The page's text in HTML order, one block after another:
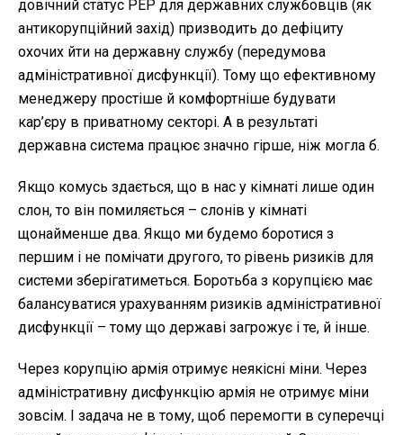
довічний статус PEP для державних службовців (як
антикорупційний захід) призводить до дефіциту
охочих йти на державну службу (передумова
адміністративної дисфункції). Тому що ефективному
менеджеру простіше й комфортніше будувати
кар’єру в приватному секторі. А в результаті
державна система працює значно гірше, ніж могла б.
Якщо комусь здається, що в нас у кімнаті лише один
слон, то він помиляється – слонів у кімнаті
щонайменше два. Якщо ми будемо боротися з
першим і не помічати другого, то рівень ризиків для
системи зберігатиметься. Боротьба з корупцією має
балансуватися урахуванням ризиків адміністративної
дисфункції – тому що державі загрожує і те, й інше.
Через корупцію армія отримує неякісні міни. Через
адміністративну дисфункцію армія не отримує міни
зовсім. І задача не в тому, щоб перемогти в суперечці